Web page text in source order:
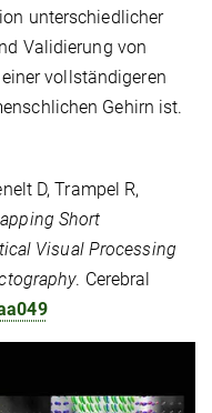
unterschiedlicher
Validierung von
vollständigeren
Gehirn ist.
D, Trampel R,
Short
Visual Processing
. Cerebral